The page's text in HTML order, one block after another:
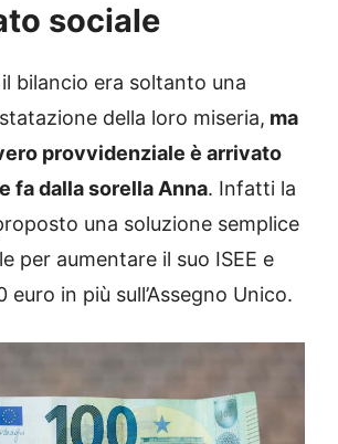
sociale
bilancio era soltanto una
della loro miseria, ma
provvidenziale è arrivato
fa dalla sorella Anna. Infatti la
una soluzione semplice
per aumentare il suo ISEE e
euro in più sull’Assegno Unico.